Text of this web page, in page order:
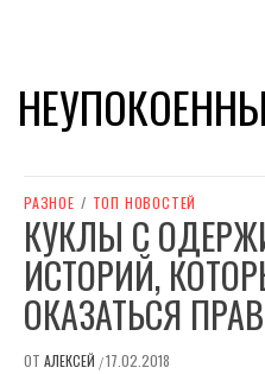
РАЗНОЕ / ТОП НОВОСТЕЙ
КУКЛЫ С
ИСТОРИЙ,
ОКАЗАТЬСЯ
ОТ АЛЕКСЕЙ /17.02.2018